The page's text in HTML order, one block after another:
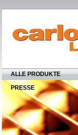
ALLE PRODUKTE
PRESSE